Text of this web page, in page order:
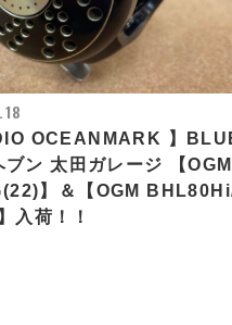
OCEANMARK 】
ブン 太田ガレージ 【
】＆【OGM
入荷！！